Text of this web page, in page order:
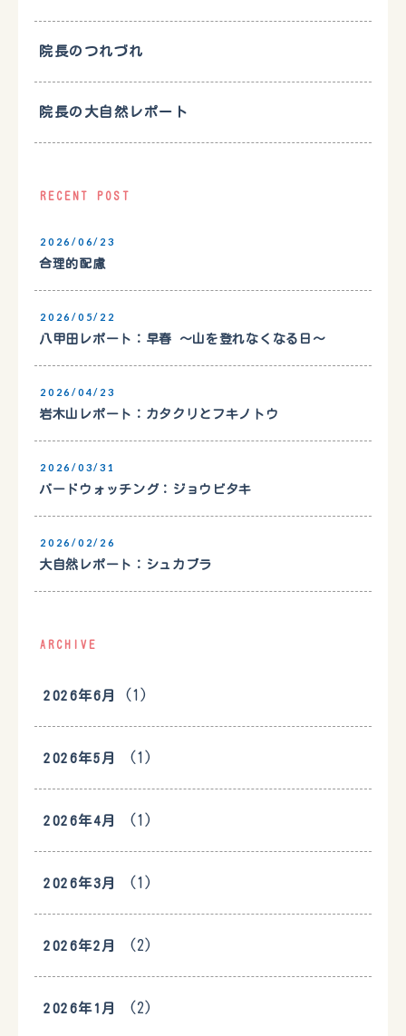
院長のつれづれ
院長の大自然レポート
RECENT POST
2026/06/23
合理的配慮
2026/05/22
八甲田レポート：早春 〜山を登れなくなる日〜
2026/04/23
岩木山レポート：カタクリとフキノトウ
2026/03/31
バードウォッチング：ジョウビタキ
2026/02/26
大自然レポート：シュカブラ
ARCHIVE
2026年6月 (1)
2026年5月 (1)
2026年4月 (1)
2026年3月 (1)
2026年2月 (2)
2026年1月 (2)